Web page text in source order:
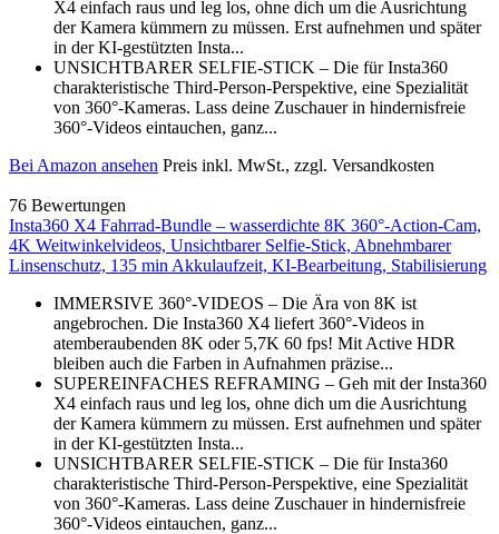
X4 einfach raus und leg los, ohne dich um die Ausrichtung
der Kamera kümmern zu müssen. Erst aufnehmen und später
in der KI-gestützten Insta...
UNSICHTBARER SELFIE-STICK – Die für Insta360
charakteristische Third-Person-Perspektive, eine Spezialität
von 360°-Kameras. Lass deine Zuschauer in hindernisfreie
360°-Videos eintauchen, ganz...
Bei Amazon ansehen Preis inkl. MwSt., zzgl. Versandkosten
76 Bewertungen
Insta360 X4 Fahrrad-Bundle – wasserdichte 8K 360°-Action-Cam,
4K Weitwinkelvideos, Unsichtbarer Selfie-Stick, Abnehmbarer
Linsenschutz, 135 min Akkulaufzeit, KI-Bearbeitung, Stabilisierung
IMMERSIVE 360°-VIDEOS – Die Ära von 8K ist
angebrochen. Die Insta360 X4 liefert 360°-Videos in
atemberaubenden 8K oder 5,7K 60 fps! Mit Active HDR
bleiben auch die Farben in Aufnahmen präzise...
SUPEREINFACHES REFRAMING – Geh mit der Insta360
X4 einfach raus und leg los, ohne dich um die Ausrichtung
der Kamera kümmern zu müssen. Erst aufnehmen und später
in der KI-gestützten Insta...
UNSICHTBARER SELFIE-STICK – Die für Insta360
charakteristische Third-Person-Perspektive, eine Spezialität
von 360°-Kameras. Lass deine Zuschauer in hindernisfreie
360°-Videos eintauchen, ganz...